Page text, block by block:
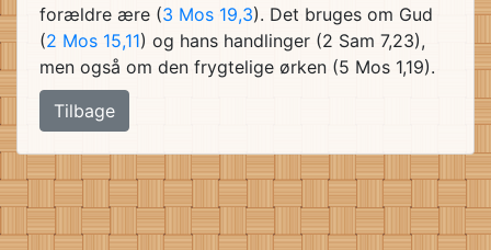
forældre ære (3 Mos 19,3). Det bruges om Gud
(2 Mos 15,11) og hans handlinger (2 Sam 7,23),
men også om den frygtelige ørken (5 Mos 1,19).
Tilbage